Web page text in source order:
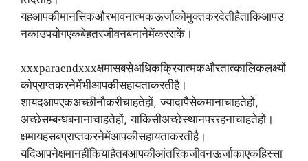
यहआपकीमानसिकऔरभावनात्मकऊर्जाकोमुक्तकरदेतीहैताकिआपउ
नकाउपयोगएकबेहतरजीवनबनानेमेंकरसकें।
xxxparaendxxxक्षमासबसेअधिकक्रियात्मकऔरतात्कालिकलक्ष्यों
कोप्राप्तकरनेमेंभीआपकीसहायताकरतीहै।
शायदआपएकअच्छीनौकरीचाहतेहों,ज्यादापैसेकमानाचाहतेहों,
अच्छेसम्बन्धबनानाचाहतेहों,याकिसीअच्छेस्थानपररहनाचाहतेहों।
क्षमायहसबप्राप्तकरनेमेंआपकीसहायताकरतीहै।
यदिआपनेक्षमानहींकियाहैतबआपकीआंतरिकजीवनऊर्जाकाएकहिस्सा